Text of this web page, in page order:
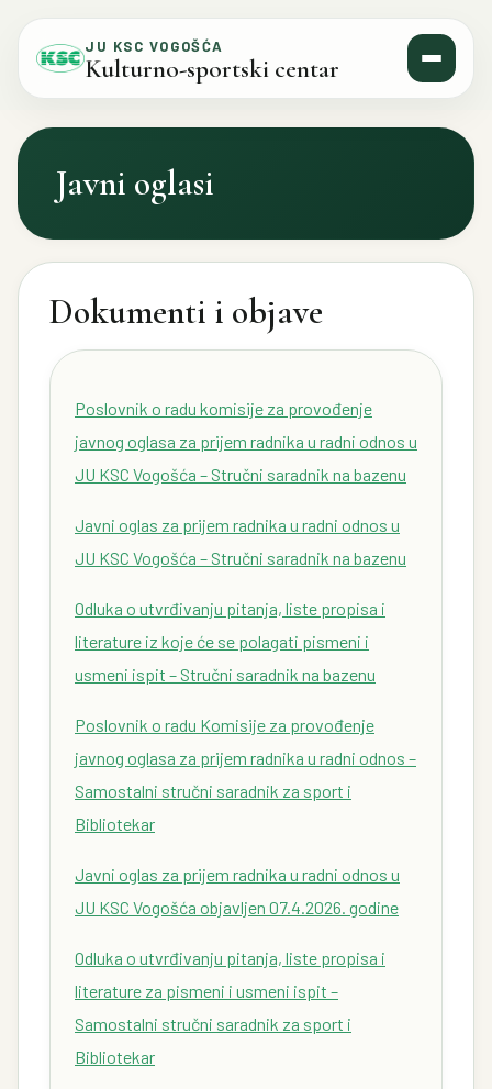
JU KSC VOGOŠĆA
Kulturno-sportski centar
Javni oglasi
Dokumenti i objave
Poslovnik o radu komisije za provođenje
javnog oglasa za prijem radnika u radni odnos u
JU KSC Vogošća – Stručni saradnik na bazenu
Javni oglas za prijem radnika u radni odnos u
JU KSC Vogošća – Stručni saradnik na bazenu
Odluka o utvrđivanju pitanja, liste propisa i
literature iz koje će se polagati pismeni i
usmeni ispit – Stručni saradnik na bazenu
Poslovnik o radu Komisije za provođenje
javnog oglasa za prijem radnika u radni odnos –
Samostalni stručni saradnik za sport i
Bibliotekar
Javni oglas za prijem radnika u radni odnos u
JU KSC Vogošća objavljen 07.4.2026. godine
Odluka o utvrđivanju pitanja, liste propisa i
literature za pismeni i usmeni ispit –
Samostalni stručni saradnik za sport i
Bibliotekar